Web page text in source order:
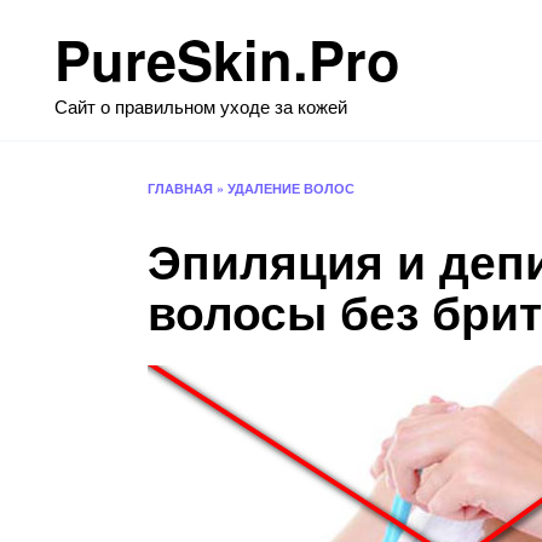
содержаниюPureSkin.Pro
Сайт о правильном уходе за кожей
ГЛАВНАЯ » УДАЛЕНИЕ ВОЛОС
Эпиляция и
волосы без